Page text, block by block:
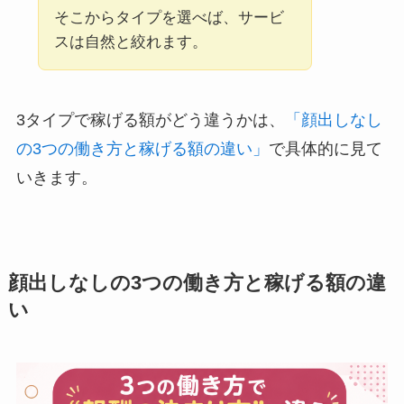
そこからタイプを選べば、サービ
スは自然と絞れます。
3タイプで稼げる額がどう違うかは、
「顔出しなし
の3つの働き方と稼げる額の違い」 で具体的に見て
いきます。
顔出しなしの3つの働き方と稼げる額の違
い